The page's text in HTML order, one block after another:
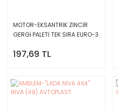
MOTOR-EKSANTRİK ZİNCİR
GERGİ PALETİ TEK SIRA EURO-3
197,69 TL